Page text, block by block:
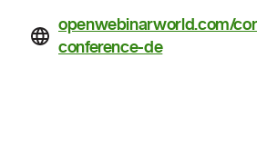
openwebinarworld.com/
conference-de